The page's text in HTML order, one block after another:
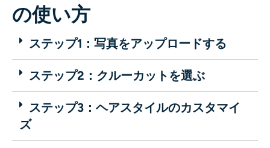
の使い方
ステップ1：写真をアップロードする
ステップ2：クルーカットを選ぶ
ステップ3：ヘアスタイルのカスタマイ
ズ